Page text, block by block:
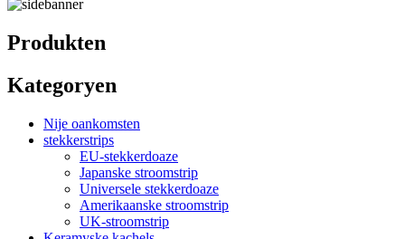
Produkten
Kategoryen
Nije oankomsten
stekkerstrips
EU-stekkerdoaze
Japanske stroomstrip
Universele stekkerdoaze
Amerikaanske stroomstrip
UK-stroomstrip